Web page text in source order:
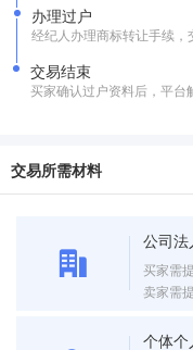
办理过户
经纪人办理商标转让手续，
交易结束
买家确认过户资料后，平台
交易所需材料
公司法
买家需
卖家需
个体个